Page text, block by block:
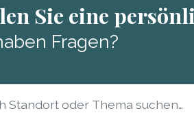
Sie eine
Fragen?